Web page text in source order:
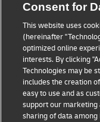
E-ticaret Tavsiyeleri
B2B Tavsiyeleri
Lojistik Tavsiyeleri
Haberler ve
DHL ile gönderin
Consent for
This website uses
(hereinafter
optimized online
interests. By clicking
Technologies may be
includes the creation
easy to use and as
support our marketing
sharing of data